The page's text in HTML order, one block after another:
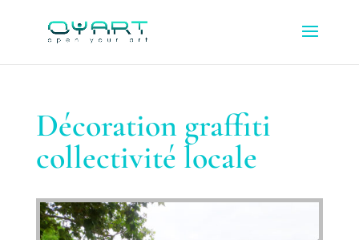
Décoration graffiti
collectivité locale